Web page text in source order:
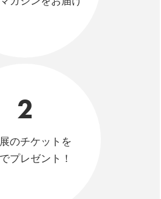
2
のチケットを
プレゼント！